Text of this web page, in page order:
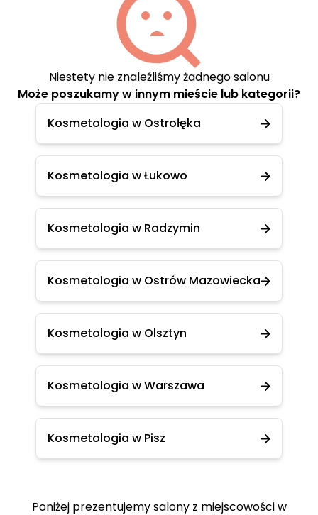
Niestety nie znaleźliśmy żadnego salonu
Może poszukamy w innym mieście lub kategorii?
Kosmetologia w Ostrołęka
Kosmetologia w Łukowo
Kosmetologia w Radzymin
Kosmetologia w Ostrów Mazowiecka
Kosmetologia w Olsztyn
Kosmetologia w Warszawa
Kosmetologia w Pisz
Poniżej prezentujemy salony z miejscowości w